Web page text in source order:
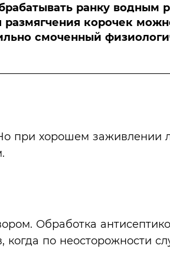
ранку водным
размягчения корочек
смоченный
при хорошем заживлении
Обработка
когда по неосторожности